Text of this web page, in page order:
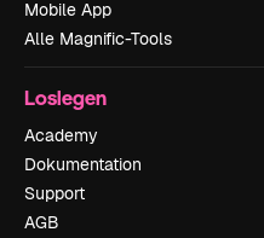
Mobile App
Alle Magnific-Tools
Loslegen
Academy
Dokumentation
Support
AGB